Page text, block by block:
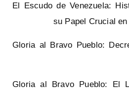
El Escudo de Venezuela:
su Papel Crucial
Gloria al Bravo Pueblo:
Gloria al Bravo Pueblo: El